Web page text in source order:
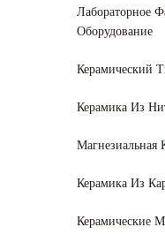
Лабораторное
Оборудование
Керамический
Керамика Из
Магнезиальная
Керамика Из
Керамические